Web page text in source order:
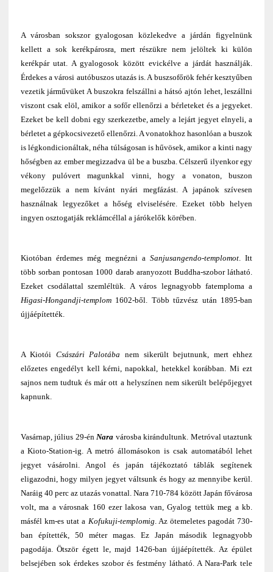
A városban sokszor gyalogosan közlekedve a járdán figyelnünk
kellett a sok kerékpárosra, mert részükre nem jelöltek ki külön
kerékpár utat. A gyalogosok között evickélve a járdát használják.
Érdekes a városi autóbuszos utazás is. A buszsofőrök fehér kesztyűben
vezetik járművüket A buszokra felszállni a hátsó ajtón lehet, leszállni
viszont csak elöl, amikor a sofőr ellenőrzi a bérleteket és a jegyeket.
Ezeket be kell dobni egy szerkezetbe, amely a lejárt jegyet elnyeli, a
bérletet a gépkocsivezető ellenőrzi. A vonatokhoz hasonlóan a buszok
is légkondicionáltak, néha túlságosan is hűvösek, amikor a kinti nagy
hőségben az ember megizzadva ül be a buszba. Célszerű ilyenkor egy
vékony pulóvert magunkkal vinni, hogy a vonaton, buszon
megelőzzük a nem kívánt nyári megfázást. A japánok szívesen
használnak legyezőket a hőség elviselésére. Ezeket több helyen
ingyen osztogatják reklámcéllal a járókelők körében.
Kiotóban érdemes még megnézni aSanjusangendo-templomot. Itt
több sorban pontosan 1000 darab aranyozott Buddha-szobor látható.
Ezeket csodálattal szemléltük. A város legnagyobb fatemploma a
Higasi-Hongandji-templom1602-ből. Több tűzvész után 1895-ban
újjáépítették.
A Kiotói Császári Palotába nem sikerült bejutnunk, mert ehhez
előzetes engedélyt kell kérni, napokkal, hetekkel korábban. Mi ezt
sajnos nem tudtuk és már ott a helyszínen nem sikerült belépőjegyet
kapnunk.
Vasárnap, július 29-énNara városba kirándultunk. Metróval utaztunk
a Kioto-Station-ig. A metró állomásokon is csak automatából lehet
jegyet vásárolni. Angol és japán tájékoztató táblák segítenek
eligazodni, hogy milyen jegyet váltsunk és hogy az mennyibe kerül.
Naráig 40 perc az utazás vonattal. Nara 710-784 között Japán fővárosa
volt, ma a városnak 160 ezer lakosa van, Gyalog tettük meg a kb.
másfél km-es utat a Kofukuji-templomig. Az ötemeletes pagodát 730-
ban építették, 50 méter magas. Ez Japán második legnagyobb
pagodája. Ötször égett le, majd 1426-ban újjáépítették. Az épület
belsejében sok érdekes szobor és festmény látható. A Nara-Park tele